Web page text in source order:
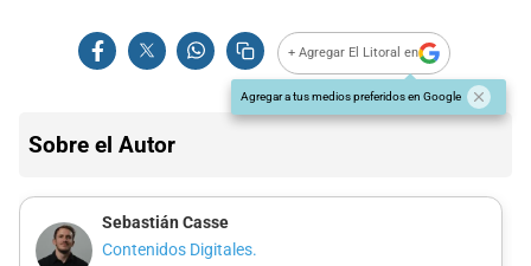
+ Agregar El Litoral en
Agregar a tus medios preferidos en Google
Sobre el Autor
Sebastián Casse
Contenidos Digitales.